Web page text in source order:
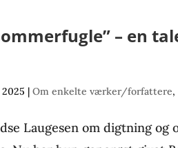
– en
|Om enkelte værker/forfattere,
Laugesen om digtning og